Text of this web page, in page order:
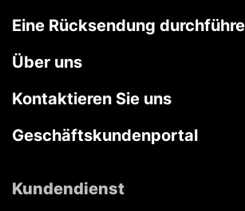
Eine Rücksendung
Über uns
Kontaktieren Sie uns
Geschäftskundenportal
Kundendienst